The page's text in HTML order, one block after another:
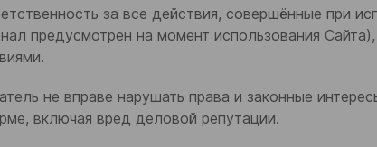
за все действия, совершённые при
предусмотрен на момент использования
не вправе нарушать права и законные
включая вред деловой репутации.